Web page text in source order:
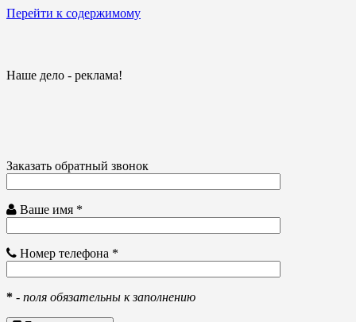
Перейти к содержимому
Наше дело - реклама!
Заказать обратный звонок
Ваше имя *
Номер телефона *
* - поля обязательны к заполнению